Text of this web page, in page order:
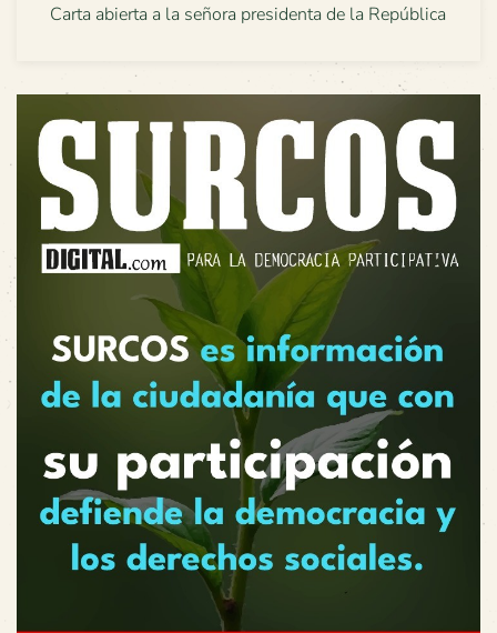
Carta abierta a la señora presidenta de la República